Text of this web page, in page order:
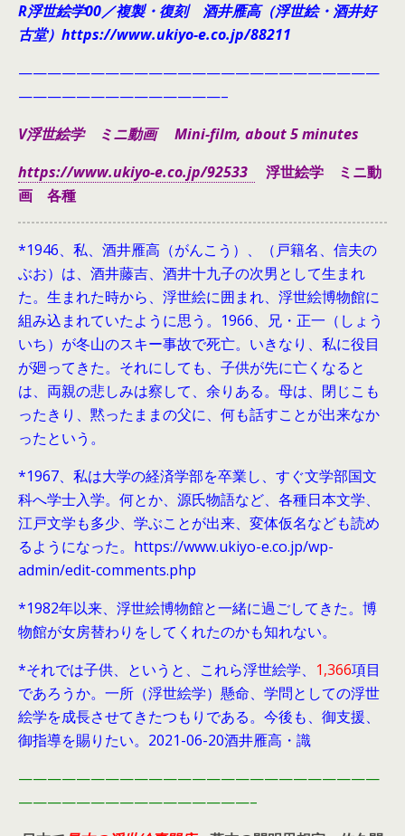
R浮世絵学00／複製・復刻 酒井雁高（浮世絵・酒井好
古堂）https://www.ukiyo-e.co.jp/88211
—————————————————————————
——————————————–
V浮世絵学 ミニ動画 Mini-film, about 5 minutes
https://www.ukiyo-e.co.jp/92533
浮世絵学 ミニ動
画 各種
*1946、 私、酒井雁高（がんこう）、（戸籍名、信夫の
ぶお）は、酒井藤吉、酒井十九子の次男として生まれ
た。生まれた時から、浮世絵に囲まれ、浮世絵博物館に
組み込まれていたように思う。1966、兄・正一（しょう
いち）が冬山のスキー事故で死亡。いきなり、私に役目
が廻ってきた。それにしても、子供が先に亡くなると
は、両親の悲しみは察して、余りある。母は、閉じこも
ったきり、黙ったままの父に、何も話すことが出来なか
ったという。
*1967、私は大学の経済学部を卒業し、すぐ文学部国文
科へ学士入学。何とか、源氏物語など、各種日本文学、
江戸文学も多少、学ぶことが出来、変体仮名なども読め
るようになった。https://www.ukiyo-e.co.jp/wp-
admin/edit-comments.php
*1982年以来、浮世絵博物館と一緒に過ごしてきた。博
物館が女房替わりをしてくれたのかも知れない。
*それでは子供、というと、これら浮世絵学、 1,366項目
であろうか。一所（浮世絵学）懸命、学問としての浮世
絵学を成長させてきたつもりである。今後も、御支援、
御指導を賜りたい。2021-06-20酒井雁高・識
—————————————————————————
————————————————–